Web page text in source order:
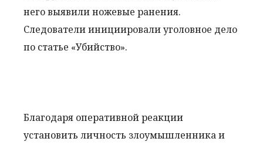
него выявили ножевые ранения.
Следователи инициировали уголовное дело
по статье «Убийство».
Благодаря оперативной реакции
установить личность злоумышленника и